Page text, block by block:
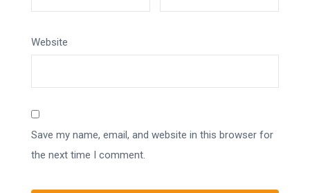
Website
Save my name, email, and website in this browser for
the next time I comment.